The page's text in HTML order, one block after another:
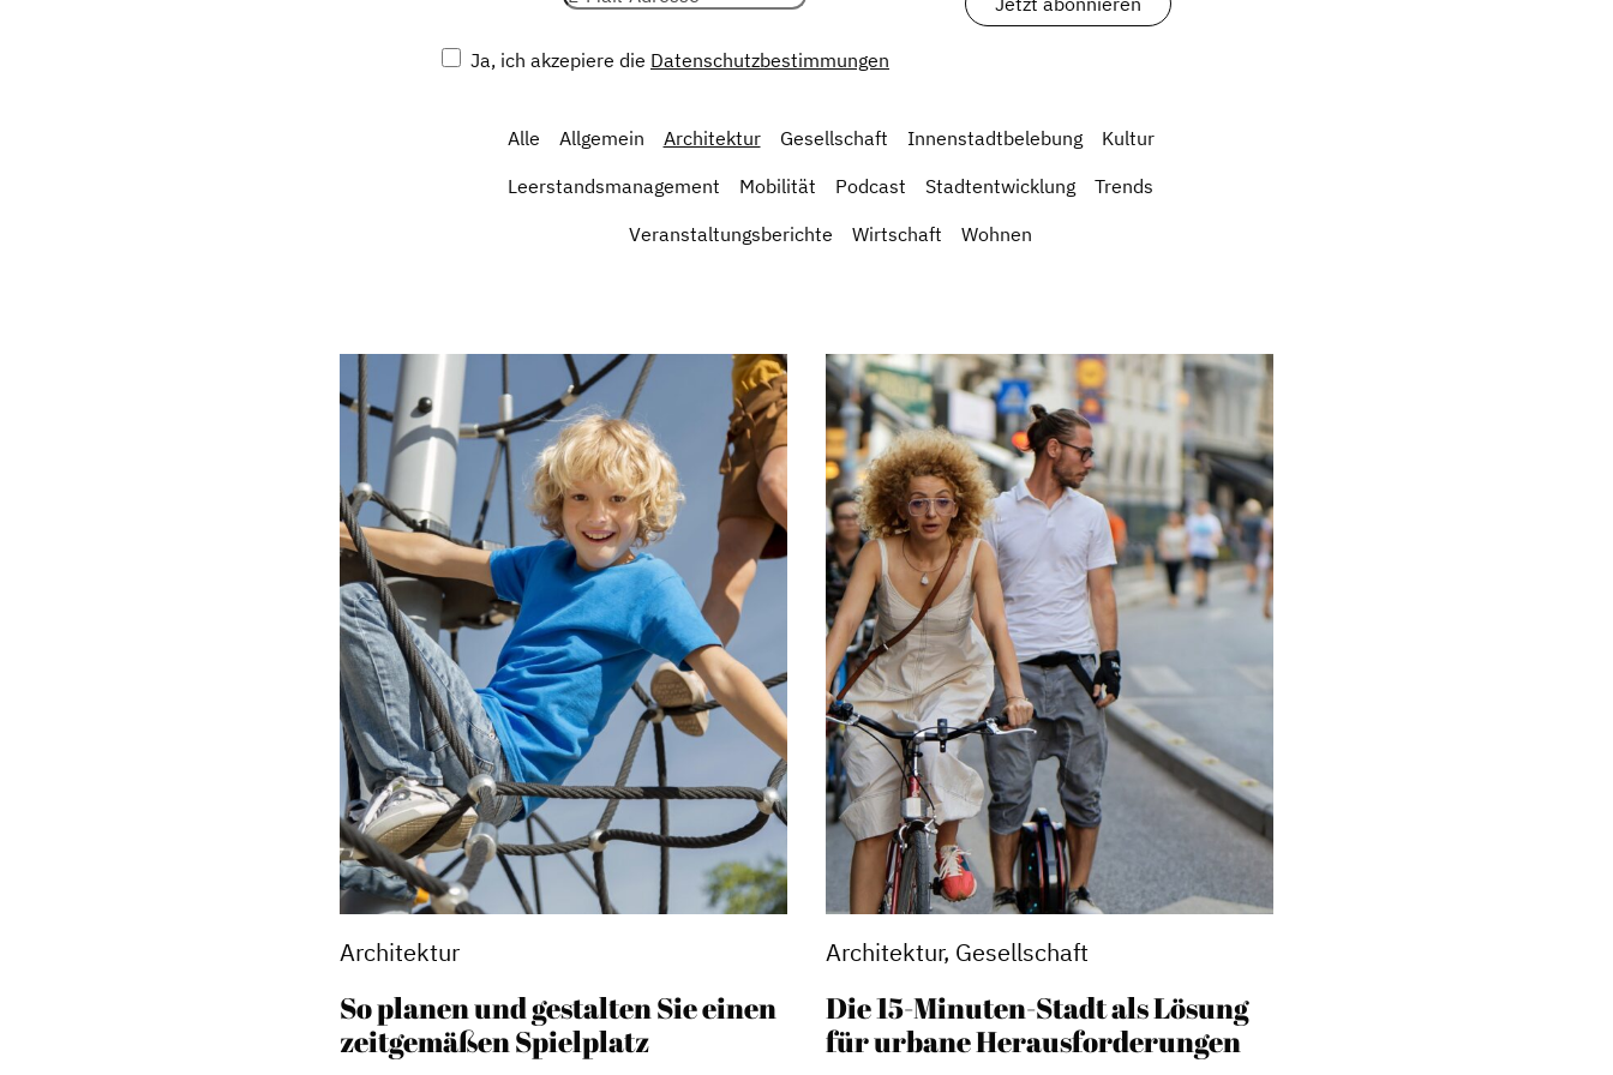
Ja, ich akzepiere die Datenschutzbestimmungen
Alle Allgemein Architektur Gesellschaft Innenstadtbelebung
Kultur
Leerstandsmanagement
Mobilität Podcast Stadtentwicklung
Trends
Veranstaltungsberichte
Wirtschaft Wohnen
Architektur
So planen und gestalten Sie einen
zeitgemäßen Spielplatz
Architektur, Gesellschaft
Die 15-Minuten-Stadt als Lösung
für urbane Herausforderungen